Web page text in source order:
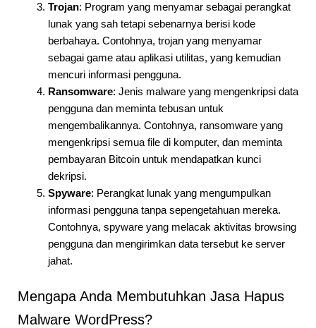
Trojan: Program yang menyamar sebagai perangkat
lunak yang sah tetapi sebenarnya berisi kode
berbahaya. Contohnya, trojan yang menyamar
sebagai game atau aplikasi utilitas, yang kemudian
mencuri informasi pengguna.
Ransomware: Jenis malware yang mengenkripsi data
pengguna dan meminta tebusan untuk
mengembalikannya. Contohnya, ransomware yang
mengenkripsi semua file di komputer, dan meminta
pembayaran Bitcoin untuk mendapatkan kunci
dekripsi.
Spyware: Perangkat lunak yang mengumpulkan
informasi pengguna tanpa sepengetahuan mereka.
Contohnya, spyware yang melacak aktivitas browsing
pengguna dan mengirimkan data tersebut ke server
jahat.
Mengapa Anda Membutuhkan Jasa Hapus
Malware WordPress?